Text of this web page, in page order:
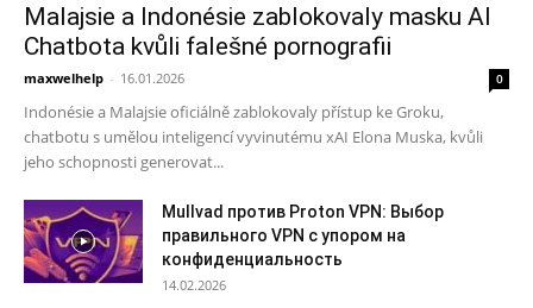
Malajsie a Indonésie zablokovaly masku AI
Chatbota kvůli falešné pornografii
maxwelhelp - 16.01.2026 0
Indonésie a Malajsie oficiálně zablokovaly přístup ke Groku,
chatbotu s umělou inteligencí vyvinutému xAI Elona Muska, kvůli
jeho schopnosti generovat...
Mullvad против Proton VPN: Выбор
правильного VPN с упором на
конфиденциальность
14.02.2026